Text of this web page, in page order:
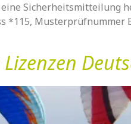
Sicherheitsmitteilung
*115, Musterprüfnummer